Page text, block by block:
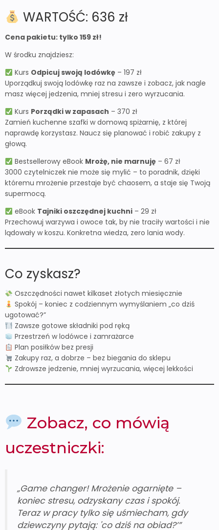
WARTOŚĆ: 636 zł
Cena pakietu: tylko 159 zł!
W środku znajdziesz:
Kurs Odpicuj swoją lodówkę– 197 zł
Uporządkuj swoją lodówkę raz na zawsze i zobacz, jak nagle
masz więcej jedzenia, mniej stresu i zero wyrzucania.
Kurs Porządki w zapasach – 370 zł
Zamień kuchenne szafki w domową spiżarnię, z której
naprawdę korzystasz. Naucz się planować i robić zakupy z
głową.
Bestsellerowy eBook Mrożę, nie marnuję– 67 zł
3000 czytelniczek nie może się mylić – to poradnik, dzięki
któremu mrożenie przestaje być chaosem, a staje się Twoją
supermocą.
eBook Tajniki oszczędnej kuchni– 29 zł
Przechowuj warzywa i owoce tak, by nie traciły wartości i nie
lądowały w koszu. Konkretna wiedza, zero lania wody.
Co zyskasz?
Oszczędności nawet kilkaset złotych miesięcznie
Spokój – koniec z codziennym wymyślaniem „co dziś
ugotować?”
Zawsze gotowe składniki pod ręką
Przestrzeń w lodówce i zamrażarce
Plan posiłków bez presji
Zakupy raz, a dobrze – bez biegania do sklepu
Zdrowsze jedzenie, mniej wyrzucania, więcej lekkości
Zobacz, co mówią
uczestniczki:
„Game changer! Mrożenie ogarnięte –
koniec stresu, odzyskany czas i spokój.
Teraz w pracy tylko się uśmiecham, gdy
dziewczyny pytają: 'co dziś na obiad?’”